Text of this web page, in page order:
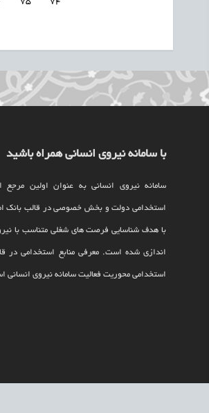
74
75
با سامانه نیروی انسانی همراه باشید
سامانه نیروی انسانی به عنوان اولین مرجع
استخدامی دولت و بخش خصوصی در قالب بانک
با هدف شناسایی فرصت های شغلی متناسب با
اندازی شده است. معرفی منابع استخدامی در
استخدامی محوریت فعالیت سامانه نیروی انسانی